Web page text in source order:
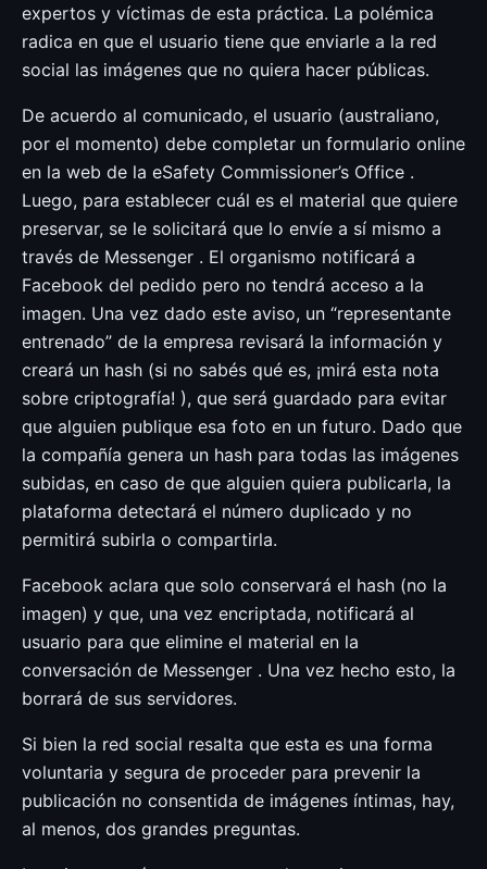
expertos y víctimas de esta práctica. La polémica
radica en que el usuario tiene que enviarle a la red
social las imágenes que no quiera hacer públicas.
De acuerdo al comunicado, el usuario (australiano,
por el momento) debe completar un formulario online
en la web de la eSafety Commissioner’s Office .
Luego, para establecer cuál es el material que quiere
preservar, se le solicitará que lo envíe a sí mismo a
través de Messenger . El organismo notificará a
Facebook del pedido pero no tendrá acceso a la
imagen. Una vez dado este aviso, un “representante
entrenado” de la empresa revisará la información y
creará un hash (si no sabés qué es, ¡mirá esta nota
sobre criptografía! ), que será guardado para evitar
que alguien publique esa foto en un futuro. Dado que
la compañía genera un hash para todas las imágenes
subidas, en caso de que alguien quiera publicarla, la
plataforma detectará el número duplicado y no
permitirá subirla o compartirla.
Facebook aclara que solo conservará el hash (no la
imagen) y que, una vez encriptada, notificará al
usuario para que elimine el material en la
conversación de Messenger . Una vez hecho esto, la
borrará de sus servidores.
Si bien la red social resalta que esta es una forma
voluntaria y segura de proceder para prevenir la
publicación no consentida de imágenes íntimas, hay,
al menos, dos grandes preguntas.